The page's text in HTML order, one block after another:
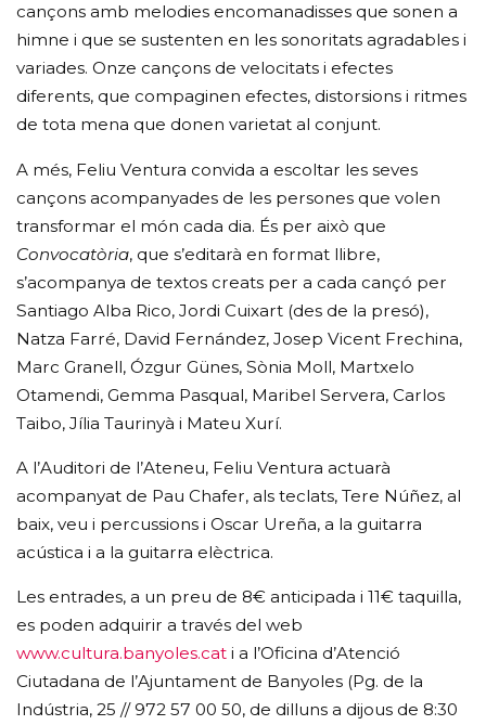
cançons amb melodies encomanadisses que sonen a
himne i que se sustenten en les sonoritats agradables i
variades. Onze cançons de velocitats i efectes
diferents, que compaginen efectes, distorsions i ritmes
de tota mena que donen varietat al conjunt.
A més, Feliu Ventura convida a escoltar les seves
cançons acompanyades de les persones que volen
transformar el món cada dia. És per això que
Convocatòria, que s’editarà en format llibre,
s’acompanya de textos creats per a cada cançó per
Santiago Alba Rico, Jordi Cuixart (des de la presó),
Natza Farré, David Fernández, Josep Vicent Frechina,
Marc Granell, Ózgur Günes, Sònia Moll, Martxelo
Otamendi, Gemma Pasqual, Maribel Servera, Carlos
Taibo, Jília Taurinyà i Mateu Xurí.
A l’Auditori de l’Ateneu, Feliu Ventura actuarà
acompanyat de Pau Chafer, als teclats, Tere Núñez, al
baix, veu i percussions i Oscar Ureña, a la guitarra
acústica i a la guitarra elèctrica.
Les entrades, a un preu de 8€ anticipada i 11€ taquilla,
es poden adquirir a través del web
www.cultura.banyoles.cat i a l’Oficina d’Atenció
Ciutadana de l’Ajuntament de Banyoles (Pg. de la
Indústria, 25 // 972 57 00 50, de dilluns a dijous de 8:30